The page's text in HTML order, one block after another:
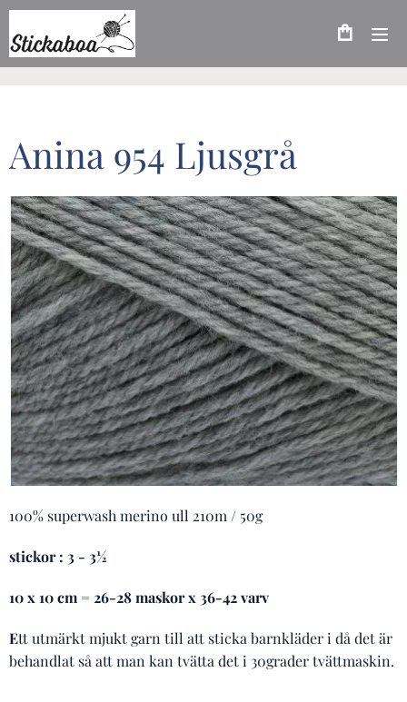
Anina 954 Ljusgrå
100% superwash merino ull 210m / 50g
stickor : 3 - 3½
10 x 10 cm = 26-28 maskor x 36-42 varv
Ett utmärkt mjukt garn till att sticka barnkläder i då det är
behandlat så att man kan tvätta det i 30grader tvättmaskin.